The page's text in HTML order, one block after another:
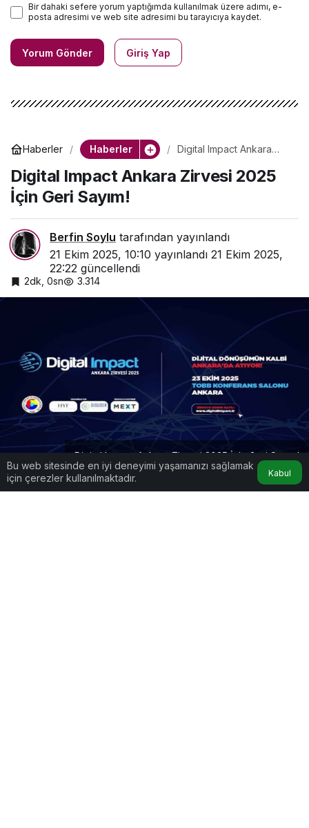
Bir dahaki sefere yorum yaptığımda kullanılmak üzere adımı, e-
posta adresimi ve web site adresimi bu tarayıcıya kaydet.
Yorum Gönder Giriş Yap
Haberler Haberler
Digital Impact Ankara
Sayım!
Digital Impact Ankara Zirvesi 2025
İçin Geri Sayım!
Berfin Soylu tarafından yayınlandı
21 Ekim 2025, 10:10 yayınlandı 21 Ekim 2025,
22:22 güncellendi
2dk, 0sn 3.314
Digital Impact Ankara Zirvesi 2025 İçin Geri Sayım!
Bu web sitesinde en iyi deneyimi yaşamanızı sağlamak
için çerezler kullanılmaktadır.
Kabul